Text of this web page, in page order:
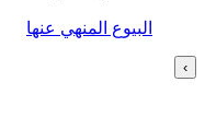
البيوع المنهي عنها
›